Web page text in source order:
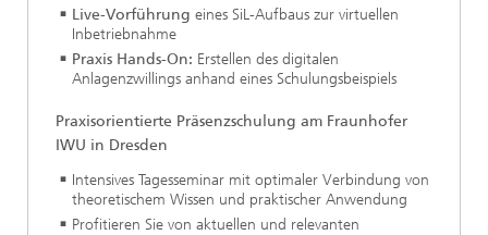
Live-Vorführung eines SiL-Aufbaus zur virtuellen
Inbetriebnahme
Praxis Hands-On: Erstellen des digitalen
Anlagenzwillings anhand eines Schulungsbeispiels
Praxisorientierte Präsenzschulung am Fraunhofer
IWU in Dresden
Intensives Tagesseminar mit optimaler Verbindung von
theoretischem Wissen und praktischer Anwendung
Profitieren Sie von aktuellen und relevanten